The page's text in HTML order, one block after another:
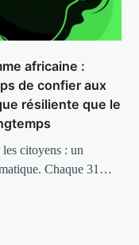
africaine :
de confier aux
résiliente que le
citoyens : un
Chaque 31…